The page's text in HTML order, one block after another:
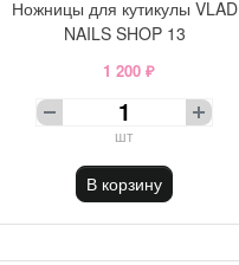
Ножницы для кутикулы VLAD
NAILS SHOP 13
1 200 ₽
шт
В корзину